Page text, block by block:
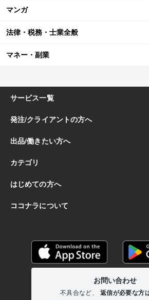
マンガ
法律・税務・士業全般
マネー・副業